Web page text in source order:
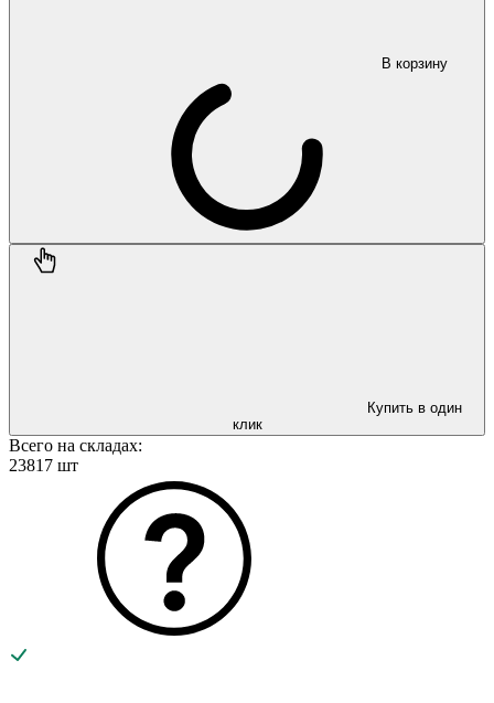
В корзину
Купить в один
клик
Всего на складах:
23817 шт